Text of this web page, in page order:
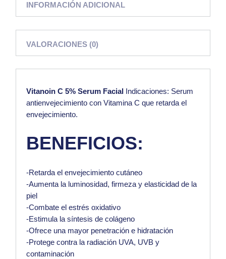
INFORMACIÓN ADICIONAL
VALORACIONES (0)
Vitanoin C 5% Serum Facial Indicaciones: Serum
antienvejecimiento conVitamina C que retarda el
envejecimiento.
BENEFICIOS:
-Retarda el envejecimiento cutáneo
-Aumenta la luminosidad, firmeza y elasticidad de la
piel
-Combate el estrés oxidativo
-Estimula la síntesis de colágeno
-Ofrece una mayor penetración e hidratación
-Protege contra la radiación UVA, UVB y
contaminación